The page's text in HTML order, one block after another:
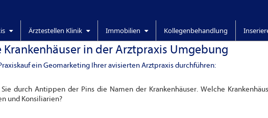
Ärztestellen Klinik Immobilien Kollegenbehandlung
Krankenhäuser in der Arztpraxis Umgebung
ein Geomarketing Ihrer avisierten Arztpraxis durchführen:
durch Antippen der Pins die Namen der Krankenhäuser. Welche
und Konsiliarien?